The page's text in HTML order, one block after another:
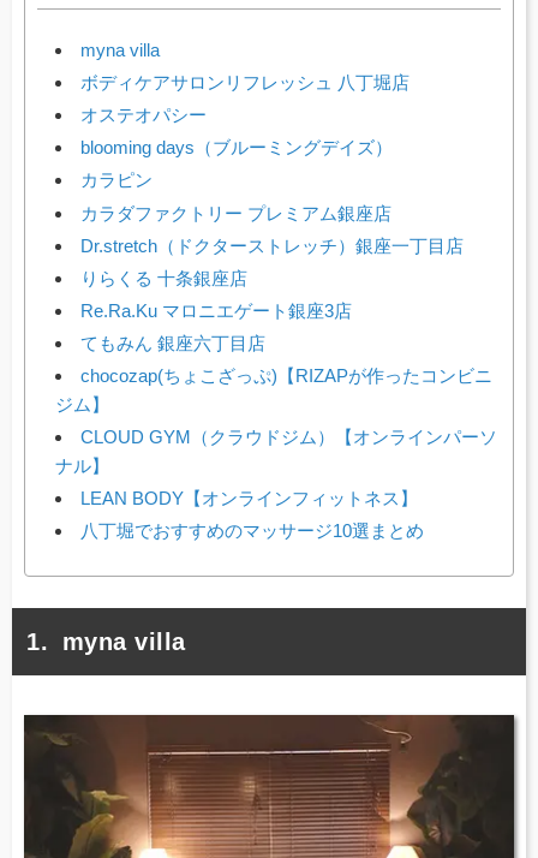
myna villa
ボディケアサロンリフレッシュ 八丁堀店
オステオパシー
blooming days（ブルーミングデイズ）
カラピン
カラダファクトリー プレミアム銀座店
Dr.stretch（ドクターストレッチ）銀座一丁目店
りらくる 十条銀座店
Re.Ra.Ku マロニエゲート銀座3店
てもみん 銀座六丁目店
chocozap(ちょこざっぷ)【RIZAPが作ったコンビニ
ジム】
CLOUD GYM（クラウドジム）【オンラインパーソ
ナル】
LEAN BODY【オンラインフィットネス】
八丁堀でおすすめのマッサージ10選まとめ
myna villa